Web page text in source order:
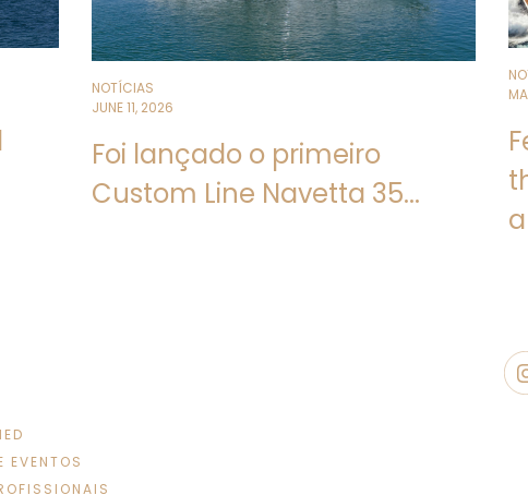
NOTÍCIAS
JUNE 11, 2026
Foi lançado o primeiro
Custom Line Navetta 35...
EVENTOS